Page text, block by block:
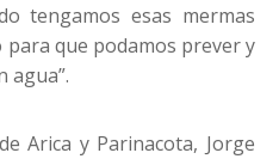
tengamos esas mermas
que podamos prever y
agua”.
Arica y Parinacota, Jorge